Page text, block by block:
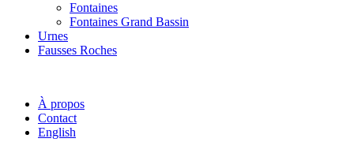
Fontaines
Fontaines Grand Bassin
Urnes
Fausses Roches
À propos
Contact
English